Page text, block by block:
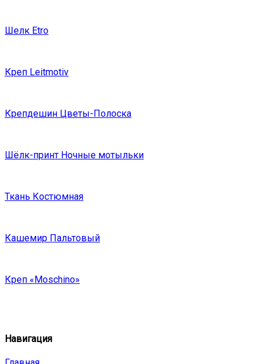
Шелк Etro
Креп Leitmotiv
Крепдешин Цветы-Полоска
Шёлк-принт Ночные мотыльки
Ткань Костюмная
Кашемир Пальтовый
Креп «Moschino»
Навигация